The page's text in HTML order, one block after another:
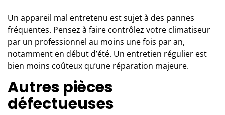
Un appareil mal entretenu est sujet à des pannes
fréquentes. Pensez à faire contrôlez votre climatiseur
par un professionnel au moins une fois par an,
notamment en début d’été. Un entretien régulier est
bien moins coûteux qu’une réparation majeure.
Autres pièces
défectueuses